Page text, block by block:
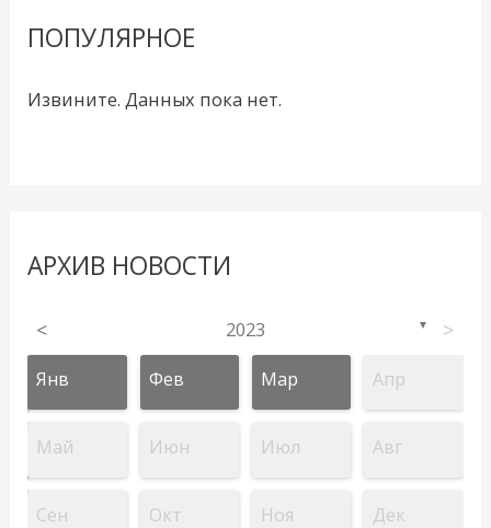
ПОПУЛЯРНОЕ
Извините. Данных пока нет.
АРХИВ НОВОСТИ
< 2023 ▼ >
Янв Фев Мар Апр
Май Июн Июл Авг
Сен Окт Ноя Дек